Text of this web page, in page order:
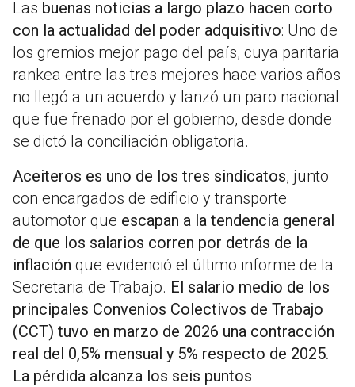
Las buenas noticias a largo plazo hacen corto
con la actualidad del poder adquisitivo: Uno de
los gremios mejor pago del país, cuya paritaria
rankea entre las tres mejores hace varios años
no llegó a un acuerdo y lanzó un paro nacional
que fue frenado por el gobierno, desde donde
se dictó la conciliación obligatoria.
Aceiteros es uno de los tres sindicatos, junto
con encargados de edificio y transporte
automotor que escapan a la tendencia general
de que los salarios corren por detrás de la
inflación que evidenció el último informe de la
Secretaria de Trabajo. El salario medio de los
principales Convenios Colectivos de Trabajo
(CCT) tuvo en marzo de 2026 una contracción
real del 0,5% mensual y 5% respecto de 2025.
La pérdida alcanza los seis puntos